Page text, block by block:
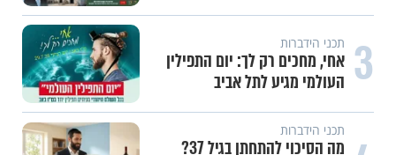
3 תכני הידברות
אחי, מחכים רק לך: יום התפילין
העולמי מגיע לתל אביב
תכני הידברות
מה הסיכוי להתחתן בגיל 37?